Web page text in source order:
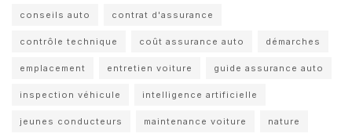
conseils auto contrat d'assurance
contrôle technique coût assurance auto démarches
emplacement entretien voiture guide assurance auto
inspection véhicule intelligence artificielle
jeunes conducteurs maintenance voiture nature